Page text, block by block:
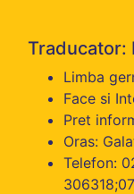
Traducator:
Limba
Face si
Pret
Oras:
Telefon: